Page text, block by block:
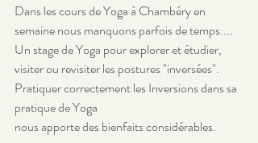
Dans les cours de Yoga à Chambéry en
semaine nous manquons parfois de temps....
Un stage de Yoga pour explorer et étudier,
visiter ou revisiter les postures "inversées".
Pratiquer correctement les Inversions dans sa
pratique de Yoga
nous apporte des bienfaits considérables.